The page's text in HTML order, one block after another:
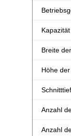
Breite
Höhe
Anzahl
Anzahl